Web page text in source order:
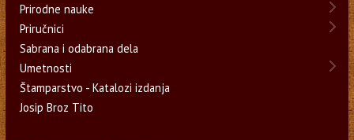
Prirodne nauke
Priručnici
Sabrana i odabrana dela
Umetnosti
Štamparstvo - Katalozi izdanja
Josip Broz Tito